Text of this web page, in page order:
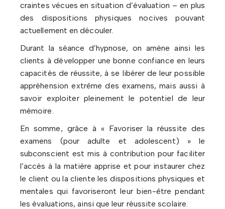
craintes vécues en situation d’évaluation – en plus
des dispositions physiques nocives pouvant
actuellement en découler.
Durant la séance d’hypnose, on amène ainsi les
clients à développer une bonne confiance en leurs
capacités de réussite, à se libérer de leur possible
appréhension extrême des examens, mais aussi à
savoir exploiter pleinement le potentiel de leur
mémoire.
En somme, grâce à « Favoriser la réussite des
examens (pour adulte et adolescent) » le
subconscient est mis à contribution pour faciliter
l’accès à la matière apprise et pour instaurer chez
le client ou la cliente les dispositions physiques et
mentales qui favoriseront leur bien-être pendant
les évaluations, ainsi que leur réussite scolaire.